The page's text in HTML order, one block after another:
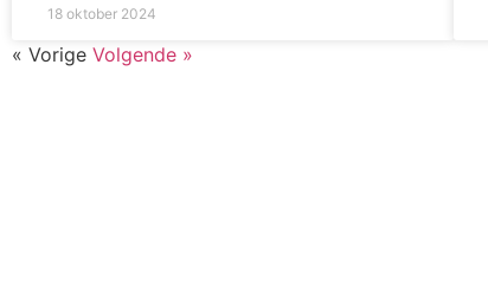
18 oktober 2024
« Vorige Volgende »